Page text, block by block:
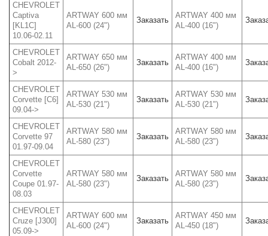
CHEVROLET
Captiva
[KL1C]
10.06-02.11
ARTWAY 600 мм
AL-600 (24")
Заказать
ARTWAY 400 мм
AL-400 (16")
CHEVROLET
Cobalt 2012-
>
ARTWAY 650 мм
AL-650 (26")
Заказать
ARTWAY 400 мм
AL-400 (16")
CHEVROLET
Corvette [C6]
09.04->
ARTWAY 530 мм
AL-530 (21")
Заказать
ARTWAY 530 мм
AL-530 (21")
CHEVROLET
Corvette 97
01.97-09.04
ARTWAY 580 мм
AL-580 (23")
Заказать
ARTWAY 580 мм
AL-580 (23")
CHEVROLET
Corvette
Coupe 01.97-
08.03
ARTWAY 580 мм
AL-580 (23")
Заказать
ARTWAY 580 мм
AL-580 (23")
CHEVROLET
Cruze [J300]
05.09->
ARTWAY 600 мм
AL-600 (24")
Заказать
ARTWAY 450 мм
AL-450 (18")